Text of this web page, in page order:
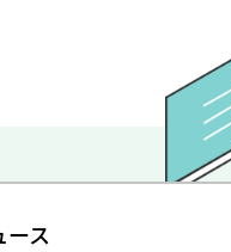
ース